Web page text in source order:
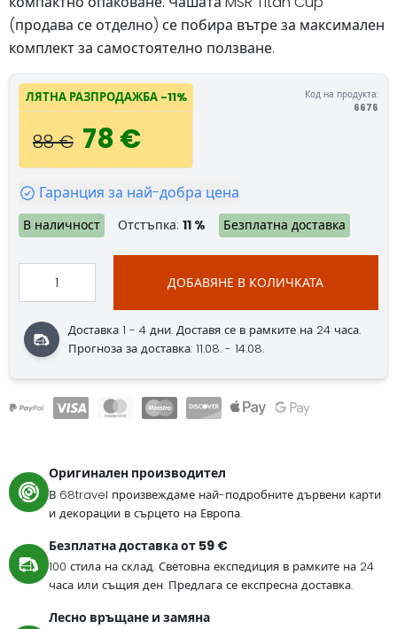
(продава се отделно) се побира вътре за максимален
комплект за самостоятелно ползване.
ЛЯТНА РАЗПРОДАЖБА -11%
88 € 78 €
Код на продукта:
6676
Гаранция за най-добра цена
В наличност Отстъпка: 11 % Безплатна доставка
ДОБАВЯНЕ В КОЛИЧКАТА
Доставка 1 - 4 дни. Доставя се в рамките на 24 часа.
Прогноза за доставка: 11.08. - 14.08.
Оригинален производител
В 68travel произвеждаме най-подробните дървени карти
и декорации в сърцето на Европа.
Безплатна доставка от 59 €
100 стила на склад. Световна експедиция в рамките на 24
часа или същия ден. Предлага се експресна доставка.
Лесно връщане и замяна